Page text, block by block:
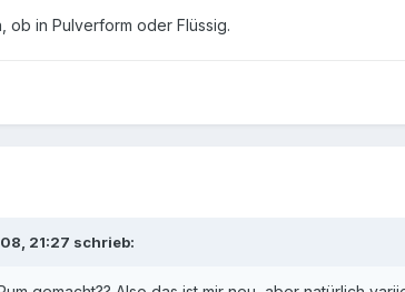
ob in Pulverform oder Flüssig.
21:27 schrieb: